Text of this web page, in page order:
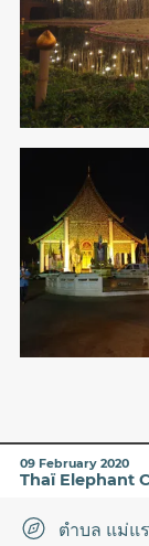
09 February 2020
Thaï Elephant
ตำบล แม่แ